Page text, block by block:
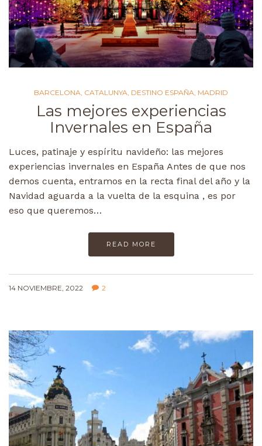
BARCELONA CATALUNYA DESTINO ESPAÑA MADRID
Las mejores experiencias
Invernales en España
Luces, patinaje y espíritu navideño: las mejores
experiencias invernales en España Antes de que nos
demos cuenta, entramos en la recta final del año y la
Navidad aguarda a la vuelta de la esquina , es por
eso que queremos…
READ MORE
14 NOVIEMBRE, 2022 2